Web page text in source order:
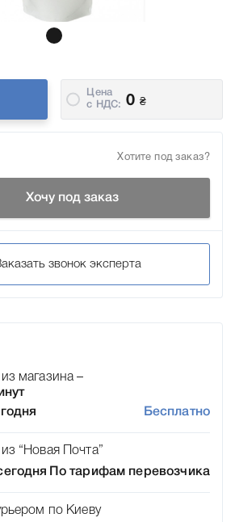
Цена
c НДС:
0 ₴
Хотите под заказ?
Хочу под заказ
звонок эксперта
магазина –
Бесплатно
“Новая Почта”
По тарифам перевозчика
по Киеву